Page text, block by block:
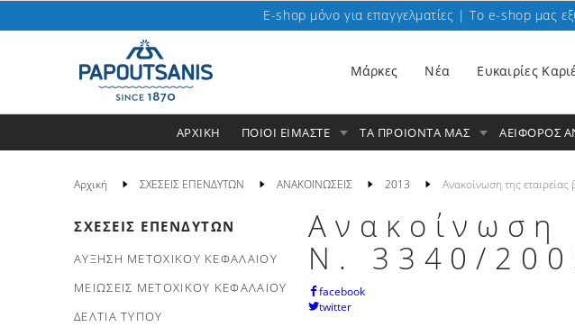
E-shop μόνο για επαγγελματίες | To e-shop μας
Μάρκες Nέα Ευκαιρίες
ΑΡΧΙΚΗ ΠΟΙΟΙ ΕΙΜΑΣΤΕ ΤΑ ΠΡΟΙΟΝΤΑ ΜΑΣ ΑΕΙΦΟΡΟΣ
Αρχική ΣΧΕΣΕΙΣ ΕΠΕΝΔΥΤΩΝ ΑΝΑΚΟΙΝΩΣΕΙΣ 2013 Ανακοίνωση της
ΣΧΕΣΕΙΣ ΕΠΕΝΔΥΤΩΝ
ΑΥΞΗΣΗ ΜΕΤΟΧΙΚΟΥ ΚΕΦΑΛΑΙΟΥ
ΜΕΙΩΣΕΙΣ ΜΕΤΟΧΙΚΟΥ ΚΕΦΑΛΑΙΟΥ
ΔΕΛΤΙΑ ΤΥΠΟΥ
Ανακοίνωση
Ν. 3340/
facebook
twitter